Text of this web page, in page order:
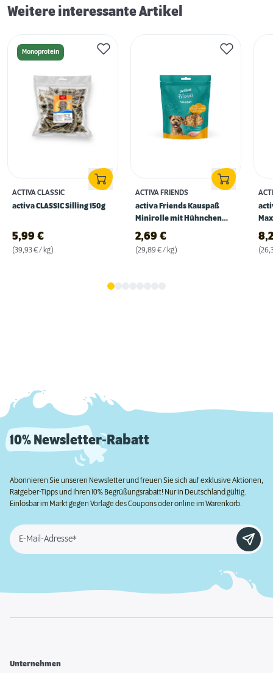
Weitere interessante Artikel
Monoprotein
ACTIVA CLASSIC
activa CLASSIC Silling 150g
5,99 €
(39,93 € / kg)
ACTIVA FRIENDS
activa Friends Kauspaß
Minirolle mit Hühnchen
90g
2,69 €
(29,89 € / kg)
315g
10% Newsletter-Rabatt
Abonnieren Sie unseren Newsletter und freuen Sie sich auf exklusive Aktionen,
Ratgeber-Tipps und Ihren 10% Begrüßungsrabatt! Nur in Deutschland gültig.
Einlösbar im Markt gegen Vorlage des Coupons oder online im Warenkorb.
E-Mail-Adresse*
Unternehmen